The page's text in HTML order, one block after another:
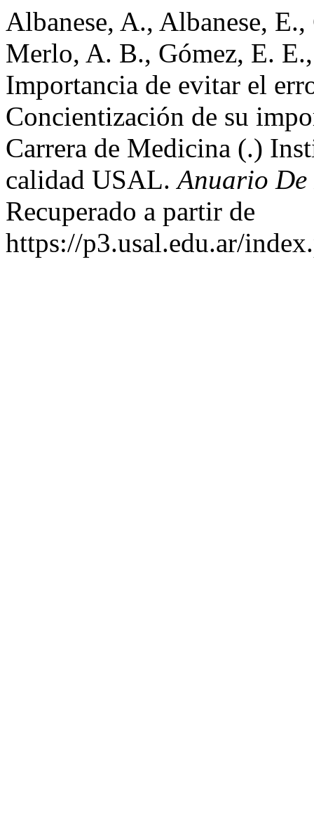
Albanese, A., Albanese,
Merlo, A. B., Gómez, E.
Importancia de evitar el
Concientización de su
Carrera de Medicina (.)
calidad USAL.Anuario De
Recuperado a partir de
https://p3.usal.edu.ar/